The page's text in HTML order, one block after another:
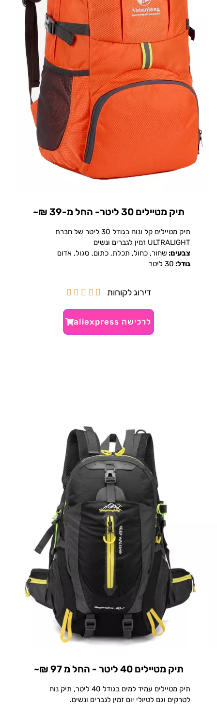
תיק מטיילים 30 ליטר- החל מ-39 ₪~
תיק מטיילים קל ונוח בגודל 30 ליטר של חברת
ULTRALIGHT זמין לגברים ונשים
צבעים: שחור, כחול, תכלת, כתום, סגול, אדום
גודל: 30 ליטר
דירוג לקוחות 




לרכישה aliexpress
תיק מטיילים 40 ליטר - החל מ 97 ₪~
תיק מטיילים עמיד למים בגודל 40 ליטר, תיק נוח
לטרקים וגם לטיולי יום זמין לגברים ונשים.